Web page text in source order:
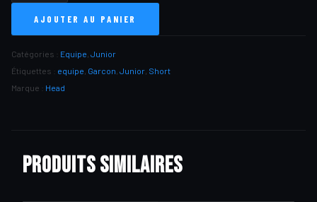
DE
SHORT
JUNIOR
AJOUTER AU PANIER
Catégories : Equipe Junior
Étiquettes : equipe Garcon Junior Short
Marque : Head
Produits similaires